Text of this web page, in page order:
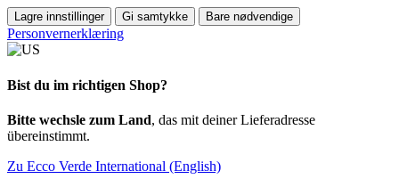
Lagre innstillinger Gi samtykke Bare nødvendige
Personvernerklæring
Bist du im richtigen Shop?
Bitte wechsle zum Land, das mit deiner Lieferadresse
übereinstimmt.
Zu Ecco Verde International (English)